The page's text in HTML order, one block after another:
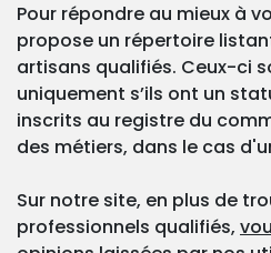
Pour répondre au mieux à
propose un répertoire
artisans qualifiés. Ceux-ci
uniquement s’ils ont un
inscrits au registre du
des métiers, dans le cas
Sur notre site, en plus de
professionnels qualifiés,